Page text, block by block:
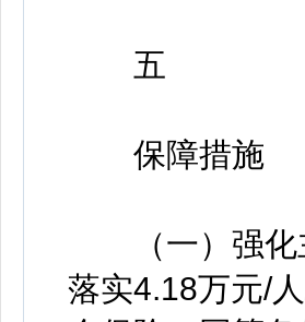
五
保障措施
（一）强化主
落实4.18万元/